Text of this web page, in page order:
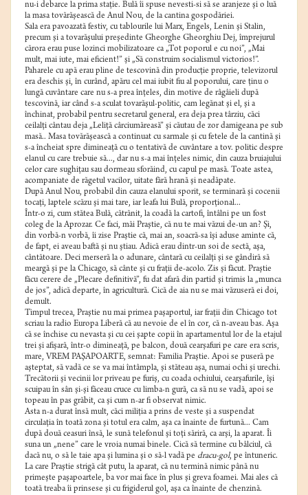
nu-i debarce la prima staţie. Bulă îi spuse nevesti-si să se aranjeze şi o luă
la masa tovărăşească de Anul Nou, de la cantina gospodăriei.
Sala era pavoazată festiv, cu tablourile lui Marx, Engels, Lenin şi Stalin,
precum şi a tovarăşului preşedinte Gheorghe Gheorghiu Dej, împrejurul
cărora erau puse lozinci mobilizatoare ca „Tot poporul e cu noi”, „Mai
mult, mai iute, mai eficient!” şi „Să construim socialismul victorios!”.
Paharele cu apă erau pline de tescovină din producţie proprie, televizorul
era deschis şi, în curând, apăru cel mai iubit fiu al poporului, care ţinu o
lungă cuvântare care nu s-a prea înţeles, din motive de râgâieli după
tescovină, iar când s-a sculat tovarăşul-politic, cam legănat şi el, şi a
închinat, probabil pentru secretarul general, era deja prea târziu, căci
ceilalţi cântau deja „Leliţă cârciumăreasă” şi căutau de zor damigeana pe sub
masă.. Masa tovărăşească a continuat cu sarmale şi cu fetele de la cantină şi
s-a încheiat spre dimineaţă cu o tentativă de cuvântare a tov. politic despre
elanul cu care trebuie să..., dar nu s-a mai înţeles nimic, din cauza bruiajului
celor care sughiţau sau dormeau sforăind, cu capul pe masă. Toate astea,
acompaniate de răgetul vacilor, uitate fără hrană şi neadăpate.
După Anul Nou, probabil din cauza elanului sporit, se terminară şi cocenii
tocaţi, laptele scăzu şi mai tare, iar leafa lui Bulă, proporţional...
Într-o zi, cum stătea Bulă, cătrănit, la coadă la cartofi, întâlni pe un fost
coleg de la Aprozar. Ce faci, măi Praştie, că nu te mai văzui de-un an? Şi,
din vorbă-n vorbă, îi zise Praştie că, mai an, soacră-sa îşi aduse aminte că,
de fapt, ei aveau baftă şi nu ştiau. Adică erau dintr-un soi de sectă, aşa,
cântătoare. Deci merseră la o adunare, cântară cu ceilalţi şi se gândiră să
meargă şi pe la Chicago, să cânte şi cu fraţii de-acolo. Zis şi făcut. Praştie
făcu cerere de „Plecare definitivă”, fu dat afară din partid şi trimis la „munca
de jos”, adică departe, în agricultură. Cică de aia nu se mai văzuseră ei doi,
demult.
Timpul trecea, Praştie nu mai primea paşaportul, iar fraţii din Chicago tot
scriau la radio Europa Liberă că au nevoie de el în cor, că n-aveau bas. Aşa
că se închise cu nevasta şi cu cei şapte copii în apartamentul lor de la etajul
trei şi afişară, într-o dimineaţă, pe balcon, două cearşafuri pe care era scris,
mare, VREM PAŞAPOARTE, semnat: Familia Praştie. Apoi se puseră pe
aşteptat, să vadă ce se va mai întâmpla, şi stăteau aşa, numai ochi şi urechi.
Trecătorii şi vecinii lor priveau pe furiş, cu coada ochiului, cearşafurile, îşi
scuipau în sân şi-şi făceau cruce cu limba-n gură, ca să nu se vadă, apoi se
topeau în pas grăbit, ca şi cum n-ar fi observat nimic.
Asta n-a durat însă mult, căci miliţia a prins de veste şi a suspendat
circulaţia în toată zona şi totul era calm, aşa ca înainte de furtună... Cam
după două ceasuri însă, le sună telefonul şi toţi săriră, ca arşi, la aparat. Îi
suna un „nene” care le vroia numai binele. Cică să termine cu bâlciul, că
dacă nu, o să le taie apa şi lumina şi o să-l vadă pe dracu-gol, pe întuneric.
La care Praştie strigă cât putu, la aparat, că nu termină nimic până nu
primeşte paşapoartele, ba vor mai face în plus şi greva foamei. Mai ales că
toată treaba îi prinsese şi cu frigiderul gol, aşa ca înainte de chenzină.